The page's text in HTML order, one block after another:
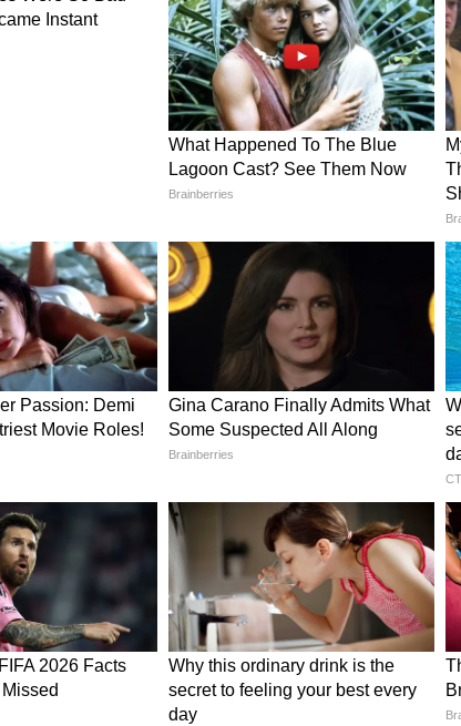
जा रहा है। हालांकि, दोनों के परिवारों से
सच्चाई सामने आ पाएगी।
हुई बेटी… दरवाजा तोड़ा तो लटकी मिली
है। अगर आपके मन में भी सुसाइड या खुद
परिवार, दोस्तों और साइकेट्रिस्ट की मदद
23389090, रोशनी (हैदराबाद) 040-
स्पंदन (मध्य प्रदेश)
2626622, TeleMANAS 1-
मानसिक तनाव होने पर काउंसलिंग
पर संपर्क कर घर बैठे मदद पा सकते हैं।